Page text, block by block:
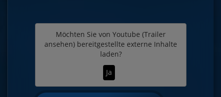
Möchten Sie von Youtube (Trailer
ansehen) bereitgestellte externe Inhalte
laden?
Ja